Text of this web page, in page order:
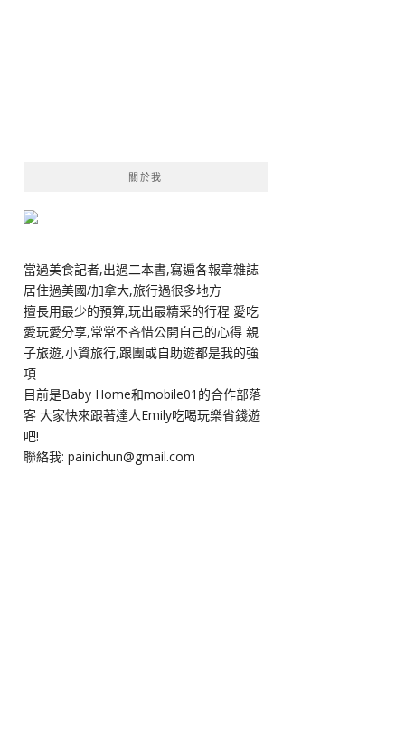
關於我
當過美食記者,出過二本書,寫遍各報章雜誌
居住過美國/加拿大,旅行過很多地方
擅長用最少的預算,玩出最精采的行程 愛吃
愛玩愛分享,常常不吝惜公開自己的心得 親
子旅遊,小資旅行,跟團或自助遊都是我的強
項
目前是Baby Home和mobile01的合作部落
客 大家快來跟著達人Emily吃喝玩樂省錢遊
吧!
聯絡我: painichun@gmail.com